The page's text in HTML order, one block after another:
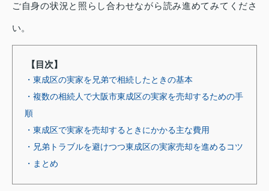
ご自身の状況と照らし合わせながら読み進めてみてくださ
い。
【目次】
・東成区の実家を兄弟で相続したときの基本
・複数の相続人で大阪市東成区の実家を売却するための手
順
・東成区で実家を売却するときにかかる主な費用
・兄弟トラブルを避けつつ東成区の実家売却を進めるコツ
・まとめ